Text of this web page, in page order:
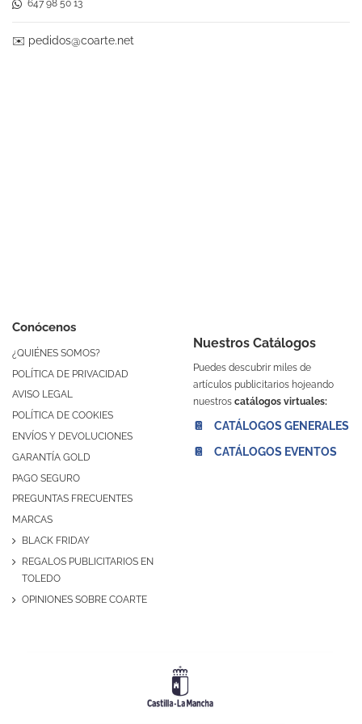
Conócenos
¿QUIÉNES SOMOS?
POLÍTICA DE PRIVACIDAD
AVISO LEGAL
POLÍTICA DE COOKIES
ENVÍOS Y DEVOLUCIONES
GARANTÍA GOLD
PAGO SEGURO
PREGUNTAS FRECUENTES
MARCAS
BLACK FRIDAY
REGALOS PUBLICITARIOS EN
TOLEDO
OPINIONES SOBRE COARTE
Nuestros Catálogos
Puedes descubrir miles de
artículos publicitarios hojeando
nuestros catálogos virtuales:
📔 CATÁLOGOS GENERALES
📔 CATÁLOGOS EVENTOS
647 98 50 13
✉️ pedidos@coarte.net